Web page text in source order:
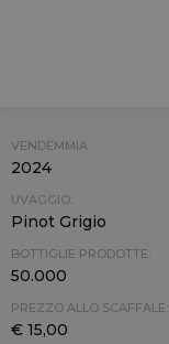
VENDEMMIA:
2024
UVAGGIO:
Pinot Grigio
BOTTIGLIE PRODOTTE:
50.000
PREZZO ALLO SCAFFALE:
€ 15,00